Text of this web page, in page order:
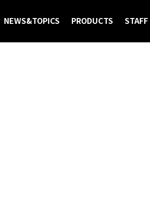
NEWS&TOPICS PRODUCTS STAFF